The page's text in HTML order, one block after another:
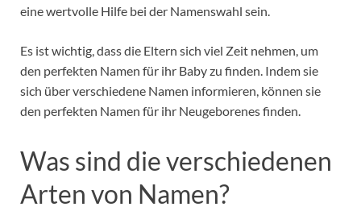
eine wertvolle Hilfe bei der Namenswahl sein.
Es ist wichtig, dass die Eltern sich viel Zeit nehmen, um
den perfekten Namen für ihr Baby zu finden. Indem sie
sich über verschiedene Namen informieren, können sie
den perfekten Namen für ihr Neugeborenes finden.
Was sind die verschiedenen
Arten von Namen?